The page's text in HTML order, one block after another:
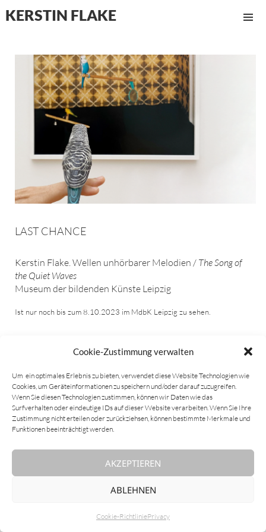
Cookie-Zustimmung verwalten
Um ein optimales Erlebnis zu bieten, verwendet diese Website Technologien wie
Cookies, um Geräteinformationen zu speichern und/oder darauf zuzugreifen.
Wenn Sie diesen Technologien zustimmen, können wir Daten wie das
Surfverhalten oder eindeutige IDs auf dieser Website verarbeiten. Wenn Sie Ihre
Zustimmung nicht erteilen oder zurückziehsen, können bestimmte Merkmale und
Funktionen beeinträchtigt werden.
AKZEPTIEREN
ABLEHNEN
Cookie-RichtliniePrivacy
KERSTIN FLAKE
LAST CHANCE
Kerstin Flake. Wellen unhörbarer Melodien / The Song of
the Quiet Waves
Museum der bildenden Künste Leipzig
Ist nur noch bis zum 8.10.2023 im MdbK Leipzig zu sehen.